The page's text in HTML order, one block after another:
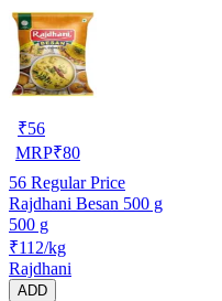
₹56
MRP₹80
56 Regular Price
Rajdhani Besan 500 g
500 g
₹112/kg
Rajdhani
ADD